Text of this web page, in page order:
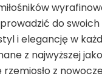
do
i elegancję w
z najwyższej
z